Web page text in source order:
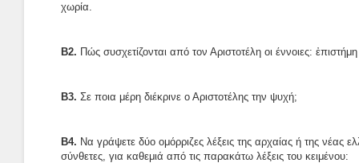
χωρία.
Β2. Πώς συσχετίζονται από τον Αριστοτέλη οι έννοιες:
Β3. Σε ποια μέρη διέκρινε ο Αριστοτέλης την ψυχή;
Β4. Να γράψετε δύο ομόρριζες λέξεις της αρχαίας ή της νέας
σύνθετες, για καθεμιά από τις παρακάτω λέξεις του κειμένου: